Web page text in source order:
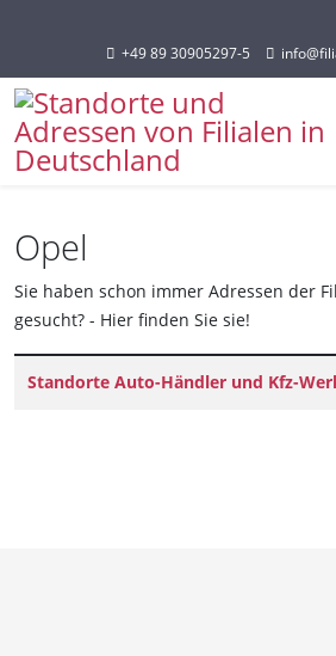
Sprache auswählen
+49 89 30905297-5
Opel
Sie haben schon immer Adressen der
gesucht? - Hier finden Sie sie!
Titel
Standorte Auto-Händler und Kfz-